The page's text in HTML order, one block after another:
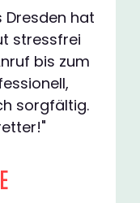
Dresden hat
stressfrei
bis zum
sorgfältig.